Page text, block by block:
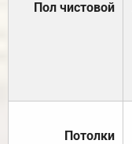
Пол чистовой
Потолки